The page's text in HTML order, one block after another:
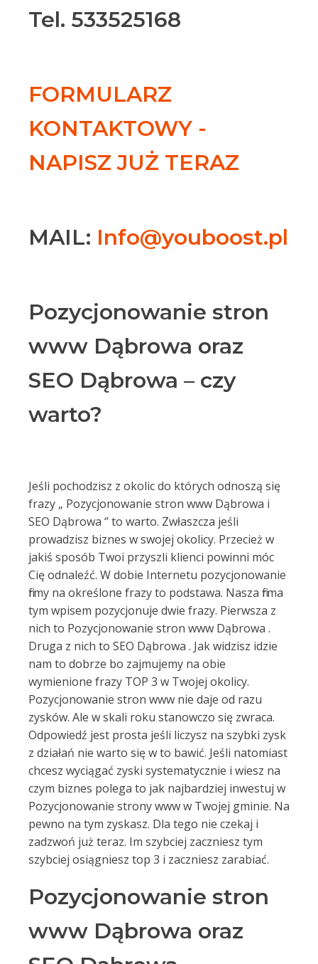
Tel. 533525168
FORMULARZ
KONTAKTOWY -
NAPISZ JUŻ TERAZ
MAIL: Info@youboost.pl
Pozycjonowanie stron
www Dąbrowa oraz
SEO Dąbrowa – czy
warto?
Jeśli pochodzisz z okolic do których odnoszą się
frazy „ Pozycjonowanie stron www Dąbrowa i
SEO Dąbrowa ‘’ to warto. Zwłaszcza jeśli
prowadzisz biznes w swojej okolicy. Przecież w
jakiś sposób Twoi przyszli klienci powinni móc
Cię odnaleźć. W dobie Internetu pozycjonowanie
firmy na określone frazy to podstawa. Nasza firma
tym wpisem pozycjonuje dwie frazy. Pierwsza z
nich to Pozycjonowanie stron www Dąbrowa .
Druga z nich to SEO Dąbrowa . Jak widzisz idzie
nam to dobrze bo zajmujemy na obie
wymienione frazy TOP 3 w Twojej okolicy.
Pozycjonowanie stron www nie daje od razu
zysków. Ale w skali roku stanowczo się zwraca.
Odpowiedź jest prosta jeśli liczysz na szybki zysk
z działań nie warto się w to bawić. Jeśli natomiast
chcesz wyciągać zyski systematycznie i wiesz na
czym biznes polega to jak najbardziej inwestuj w
Pozycjonowanie strony www w Twojej gminie. Na
pewno na tym zyskasz. Dla tego nie czekaj i
zadzwoń już teraz. Im szybciej zaczniesz tym
szybciej osiągniesz top 3 i zaczniesz zarabiać.
Pozycjonowanie stron
www Dąbrowa oraz